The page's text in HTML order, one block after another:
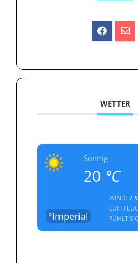
WETTER
Sonnig
20 °C
°Imperial
WIND:7
FÜHLT